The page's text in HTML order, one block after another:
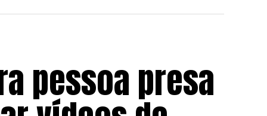
pessoa presa